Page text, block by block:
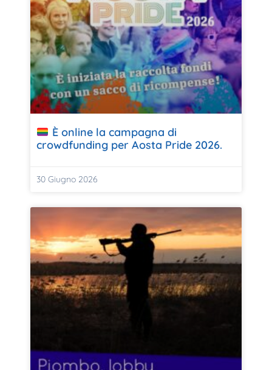
È online la campagna di
crowdfunding per Aosta Pride 2026.
30 Giugno 2026